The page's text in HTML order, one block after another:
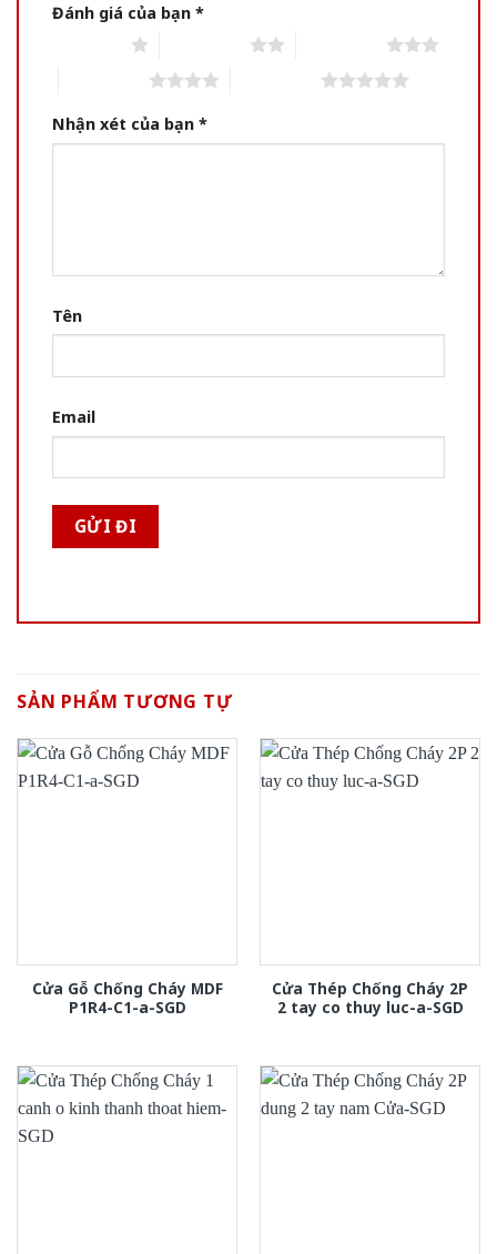
Đánh giá của bạn *
Nhận xét của bạn *
Tên
Email
SẢN PHẨM TƯƠNG TỰ
Cửa Gỗ Chống Cháy MDF
P1R4-C1-a-SGD
Cửa Thép Chống Cháy 2P
2 tay co thuy luc-a-SGD